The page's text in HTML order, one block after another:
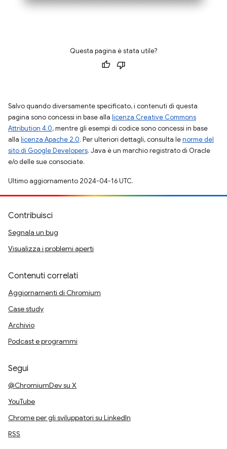
Questa pagina è stata utile?
Salvo quando diversamente specificato, i contenuti di questa
pagina sono concessi in base alla licenza Creative Commons
Attribution 4.0, mentre gli esempi di codice sono concessi in base
alla licenza Apache 2.0. Per ulteriori dettagli, consulta lenorme del
sito di Google Developers. Java è un marchio registrato di Oracle
e/o delle sue consociate.
Ultimo aggiornamento 2024-04-16 UTC.
Contribuisci
Segnala un bug
Visualizza i problemi aperti
Contenuti correlati
Aggiornamenti di Chromium
Case study
Archivio
Podcast e programmi
Segui
@ChromiumDev su X
YouTube
Chrome per gli sviluppatori su LinkedIn
RSS